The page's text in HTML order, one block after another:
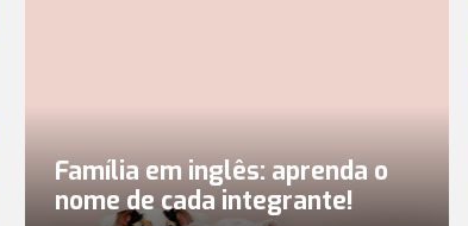
Família em inglês: aprenda o
nome de cada integrante!